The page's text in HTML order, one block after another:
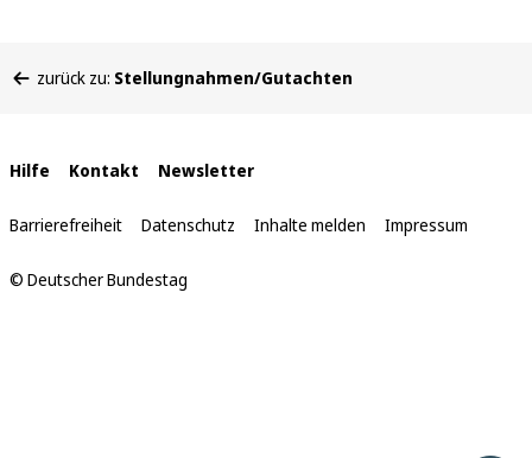
befinden
zurück zu: Stellungnahmen/Gutachten
Interne
Links
Hilfe Kontakt Newsletter
Barrierefreiheit Datenschutz Inhalte melden Impressum
© Deutscher Bundestag